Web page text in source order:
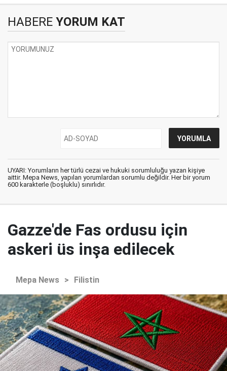
HABERE YORUM KAT
UYARI: Yorumların her türlü cezai ve hukuki sorumluluğu yazan kişiye
aittir. Mepa News, yapılan yorumlardan sorumlu değildir. Her bir yorum
600 karakterle (boşluklu) sınırlıdır.
Gazze'de Fas ordusu için
askeri üs inşa edilecek
Mepa News > Filistin